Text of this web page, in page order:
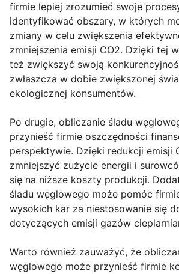
firmie lepiej zrozumieć swoje
identyfikować obszary, w których
zmiany w celu zwiększenia
zmniejszenia emisji CO2. Dzięki tej
też zwiększyć swoją
zwłaszcza w dobie zwiększonej
ekologicznej konsumentów.
Po drugie, obliczanie śladu
przynieść firmie oszczędności
perspektywie. Dzięki redukcji emisji
zmniejszyć zużycie energii i
się na niższe koszty produkcji.
śladu węglowego może pomóc
wysokich kar za niestosowanie się
dotyczących emisji gazów
Warto również zauważyć, że
węglowego może przynieść firmie